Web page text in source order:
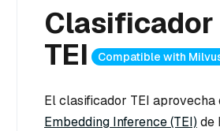
Clasificador
TEI
Compatible with
El clasificador TEI
Embedding Inference (TEI) de